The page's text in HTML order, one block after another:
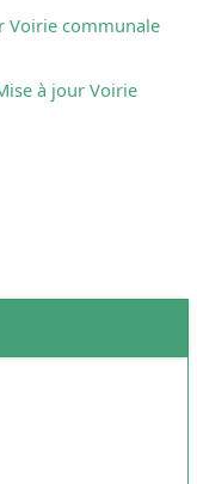
Voirie communale
à jour Voirie